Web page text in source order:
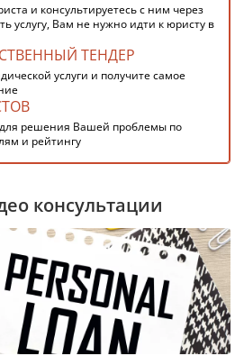
и консультируетесь с ним через
услугу, Вам не нужно идти к юристу в
ТЕНДЕР
услуги и получите самое
решения Вашей проблемы по
и рейтингу
консультации